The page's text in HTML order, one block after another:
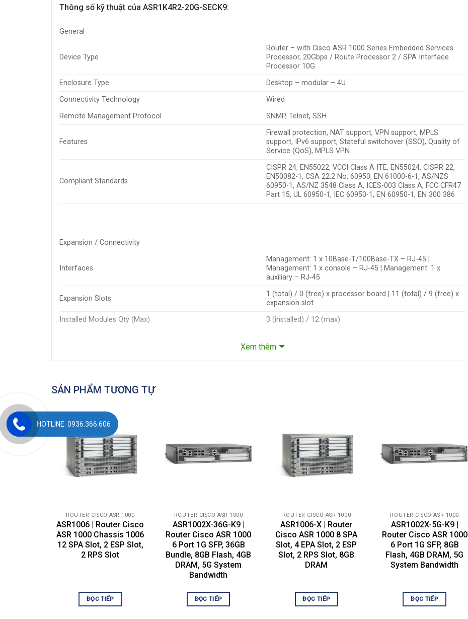
Thông số kỹ thuật của ASR1K4R2-20G-SECK9:
General
Device Type
Router – with Cisco ASR 1000 Series Embedded Services
Processor, 20Gbps / Route Processor 2 / SPA Interface
Processor 10G
Enclosure Type
Desktop – modular – 4U
Connectivity Technology
Wired
Remote Management Protocol
SNMP, Telnet, SSH
Features
Firewall protection, NAT support, VPN support, MPLS
support, IPv6 support, Stateful switchover (SSO), Quality of
Service (QoS), MPLS VPN
Compliant Standards
CISPR 24, EN55022, VCCI Class A ITE, EN55024, CISPR 22,
EN50082-1, CSA 22.2 No. 60950, EN 61000-6-1, AS/NZS
60950-1, AS/NZ 3548 Class A, ICES-003 Class A, FCC CFR47
Part 15, UL 60950-1, IEC 60950-1, EN 60950-1, EN 300 386
Expansion / Connectivity
Interfaces
Management: 1 x 10Base-T/100Base-TX – RJ-45 ¦
Management: 1 x console – RJ-45 ¦ Management: 1 x
auxiliary – RJ-45
Expansion Slots
1 (total) / 0 (free) x processor board ¦ 11 (total) / 9 (free) x
expansion slot
Installed Modules Qty (Max)
3 (installed) / 12 (max)
Power Device
Internal power supply
Installed Qty
Voltage Required
Miscellaneous
Rack Mounting Kit
Included
Software / System Requirements
Dimensions & Weight
Width
17.2 in
21.9 in
Environmental Parameters
Min Operating Temperature
Xem thêm
SẢN PHẨM TƯƠNG TỰ
ROUTER CISCO ASR 1000
ASR1006 | Router Cisco
ASR 1000 Chassis 1006
12 SPA Slot, 2 ESP Slot,
2 RPS Slot
ĐỌC TIẾP
ROUTER CISCO ASR 1000
ASR1002X-36G-K9 |
Router Cisco ASR 1000
6 Port 1G SFP, 36GB
Bundle, 8GB Flash, 4GB
DRAM, 5G System
Bandwidth
ĐỌC TIẾP
ROUTER CISCO ASR 1000
ASR1006-X | Router
Cisco ASR 1000 8 SPA
Slot, 4 EPA Slot, 2 ESP
Slot, 2 RPS Slot, 8GB
DRAM
ĐỌC TIẾP
ROUTER CISCO ASR 1000
ASR1002X-5G-K9 |
Router Cisco ASR 1000
6 Port 1G SFP, 8GB
Flash, 4GB DRAM, 5G
System Bandwidth
ĐỌC TIẾP
HOTLINE: 0936.366.606